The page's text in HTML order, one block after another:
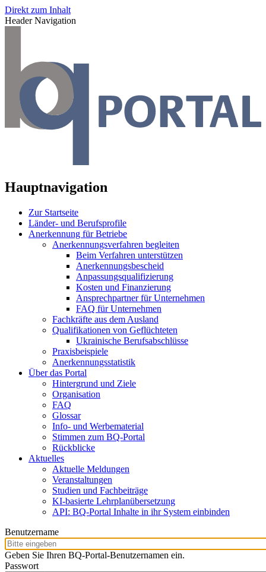
Direkt zum Inhalt
Header Navigation
Hauptnavigation
Zur Startseite
Länder- und Berufsprofile
Anerkennung für Betriebe
Anerkennungsverfahren begleiten
Beim Verfahren unterstützen
Anerkennungsbescheid
Anpassungsqualifizierung
Kosten und Finanzierung
Ansprechpartner für Unternehmen
FAQ für Unternehmen
Fachkräfte aus dem Ausland
Qualifikationen von Geflüchteten
Ukrainische Berufsabschlüsse
Praxisbeispiele
Anerkennungsstatistik
Über das Portal
Hintergrund und Ziele
Organisation
FAQ
Glossar
Info- und Werbematerial
Stimmen zum BQ-Portal
Rückblicke
Aktuelles
Aktuelle Meldungen
Veranstaltungen
Studien und Fachbeiträge
KI-basierte Lehrplanübersetzung
API: BQ-Portal Inhalte in ihr System einbinden
Benutzername
Geben Sie Ihren BQ-Portal-Benutzernamen ein.
Passwort